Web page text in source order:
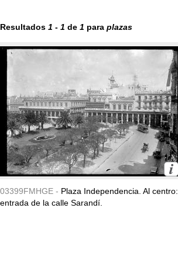
Resultados 1 - 1 de 1 para plazas
03399FMHGE - Plaza Independencia. Al centro:
entrada de la calle Sarandí.